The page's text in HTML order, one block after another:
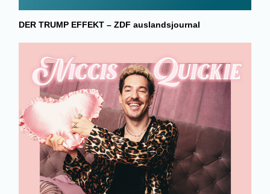
DER TRUMP EFFEKT – ZDF auslandsjournal